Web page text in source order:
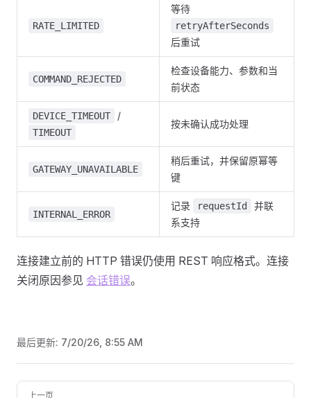
RATE_LIMITED
等待
retryAfterSeconds
后重试
COMMAND_REJECTED
检查设备能力、参数和当
前状态
DEVICE_TIMEOUT /
TIMEOUT
按未确认成功处理
GATEWAY_UNAVAILABLE
稍后重试，并保留原幂等
键
INTERNAL_ERROR
记录 requestId
并联
系支持
连接建立前的 HTTP 错误仍使用 REST 响应格式。连接
关闭原因参见 会话错误。
最后更新: 7/20/26, 8:55 AM
Pager
上一页